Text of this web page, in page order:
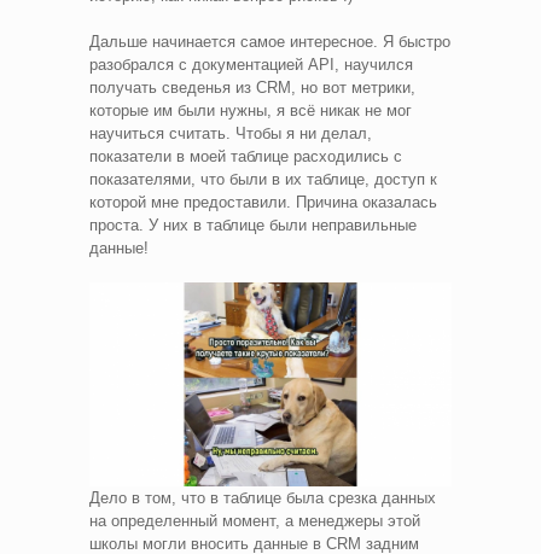
Дальше начинается самое интересное. Я быстро
разобрался с документацией API, научился
получать сведенья из CRM, но вот метрики,
которые им были нужны, я всё никак не мог
научиться считать. Чтобы я ни делал,
показатели в моей таблице расходились с
показателями, что были в их таблице, доступ к
которой мне предоставили. Причина оказалась
проста. У них в таблице были неправильные
данные!
Дело в том, что в таблице была срезка данных
на определенный момент, а менеджеры этой
школы могли вносить данные в CRM задним